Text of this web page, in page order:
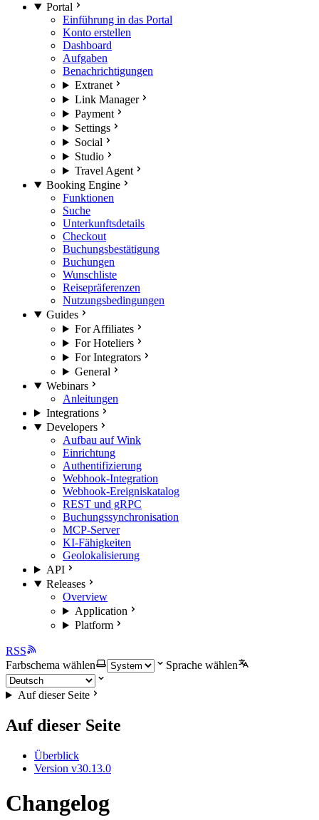
Portal
Einführung in das Portal
Konto erstellen
Dashboard
Aufgaben
Benachrichtigungen
Extranet
Link Manager
Payment
Settings
Social
Studio
Travel Agent
Booking Engine
Funktionen
Suche
Unterkunftsdetails
Checkout
Buchungsbestätigung
Buchungen
Wunschliste
Reisepräferenzen
Nutzungsbedingungen
Guides
For Affiliates
For Hoteliers
For Integrators
General
Webinars
Anleitungen
Integrations
Developers
Aufbau auf Wink
Einrichtung
Authentifizierung
Webhook-Integration
Webhook-Ereigniskatalog
REST und gRPC
Buchungssynchronisation
MCP-Server
KI-Fähigkeiten
Geolokalisierung
API
Releases
Overview
Application
Platform
RSS
Farbschema wählen
Sprache wählen
Auf dieser Seite
Auf dieser Seite
Überblick
Version v30.13.0
Changelog